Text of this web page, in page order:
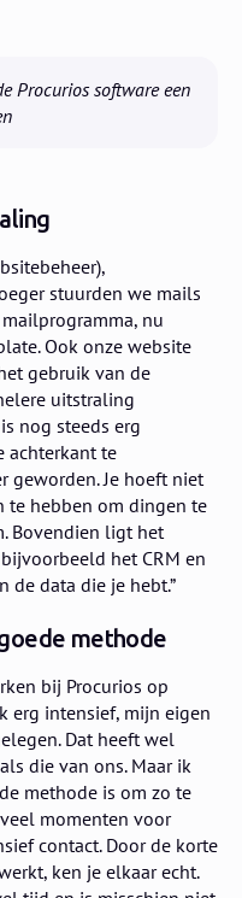
Procurios software een
stuurden we mails
nu
Ook onze website
gebruik van de
uitstraling
nog steeds erg
achterkant te
geworden. Je hoeft niet
te hebben om dingen te
Bovendien ligt het
het CRM en
de data die je hebt.”
methode
bij Procurios op
erg intensief, mijn eigen
Dat heeft wel
die van ons. Maar ik
methode is om zo te
momenten voor
contact. Door de korte
ken je elkaar echt.